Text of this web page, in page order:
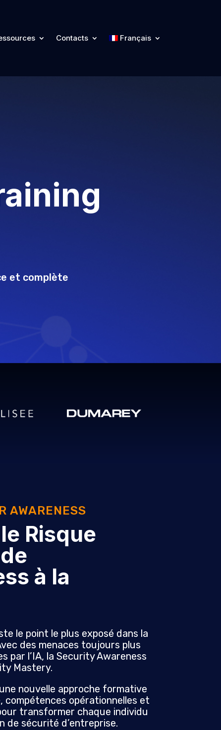
Contacts Français
et complète
AWARENESS
Risque
à la
le point le plus exposé dans la
des menaces toujours plus
par l’IA, la Security Awareness
Mastery.
nouvelle approche formative
compétences opérationnelles et
transformer chaque individu
de sécurité d’entreprise.